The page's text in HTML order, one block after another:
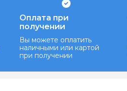
Оплата при
получении
Вы можете оплатить
наличными или картой
при получении